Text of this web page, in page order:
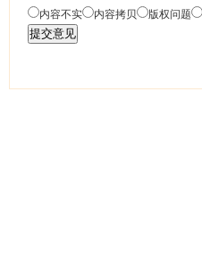
内容不实 内容拷贝 版权问题